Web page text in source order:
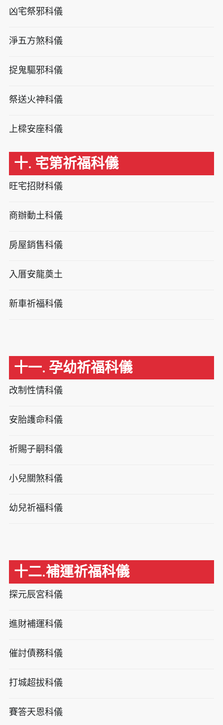
凶宅祭邪科儀
淨五方煞科儀
捉鬼驅邪科儀
祭送火神科儀
上樑安座科儀
十. 宅第祈福科儀
旺宅招財科儀
商辦動土科儀
房屋銷售科儀
入厝安龍奠土
新車祈福科儀
十一. 孕幼祈福科儀
改制性情科儀
安胎護命科儀
祈賜子嗣科儀
小兒關煞科儀
幼兒祈福科儀
十二.補運祈福科儀
探元辰宮科儀
進財補運科儀
催討債務科儀
打城超拔科儀
賽答天恩科儀